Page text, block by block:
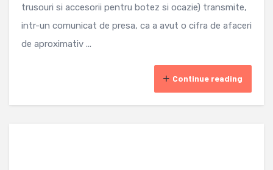
trusouri si accesorii pentru botez si ocazie) transmite,
intr-un comunicat de presa, ca a avut o cifra de afaceri
de aproximativ ...
Continue reading